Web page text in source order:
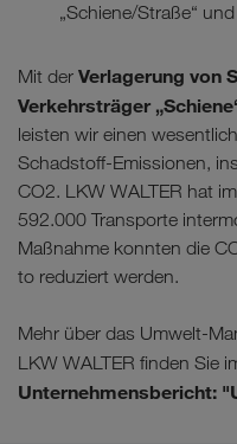
„Schiene/Straße“
Mit der Verlagerung von
Verkehrsträger
leisten wir einen
Schadstoff-Emissionen,
CO2. LKW WALTER hat
592.000 Transporte
Maßnahme konnten die
to reduziert werden.
Mehr über das Umwelt-
LKW WALTER finden Sie
Unternehmensbericht: